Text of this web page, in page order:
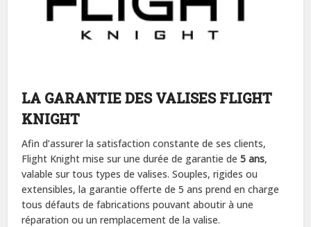
LA GARANTIE DES VALISES FLIGHT
KNIGHT
Afin d’assurer la satisfaction constante de ses clients,
Flight Knight mise sur une durée de garantie de5 ans,
valable sur tous types de valises. Souples, rigides ou
extensibles, la garantie offerte de 5 ans prend en charge
tous défauts de fabrications pouvant aboutir à une
réparation ou un remplacement de la valise.